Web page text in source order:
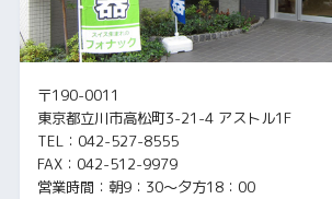
〒190-0011
東京都立川市高松町3-21-4 アストル1F
TEL：042-527-8555
FAX：042-512-9979
営業時間：朝9：30～夕方18：00